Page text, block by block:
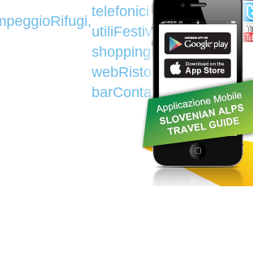
Rifugi,
telefonici
utiliFestivitàDenaro e
shoppingCamere
webRistoranti e
barContatto